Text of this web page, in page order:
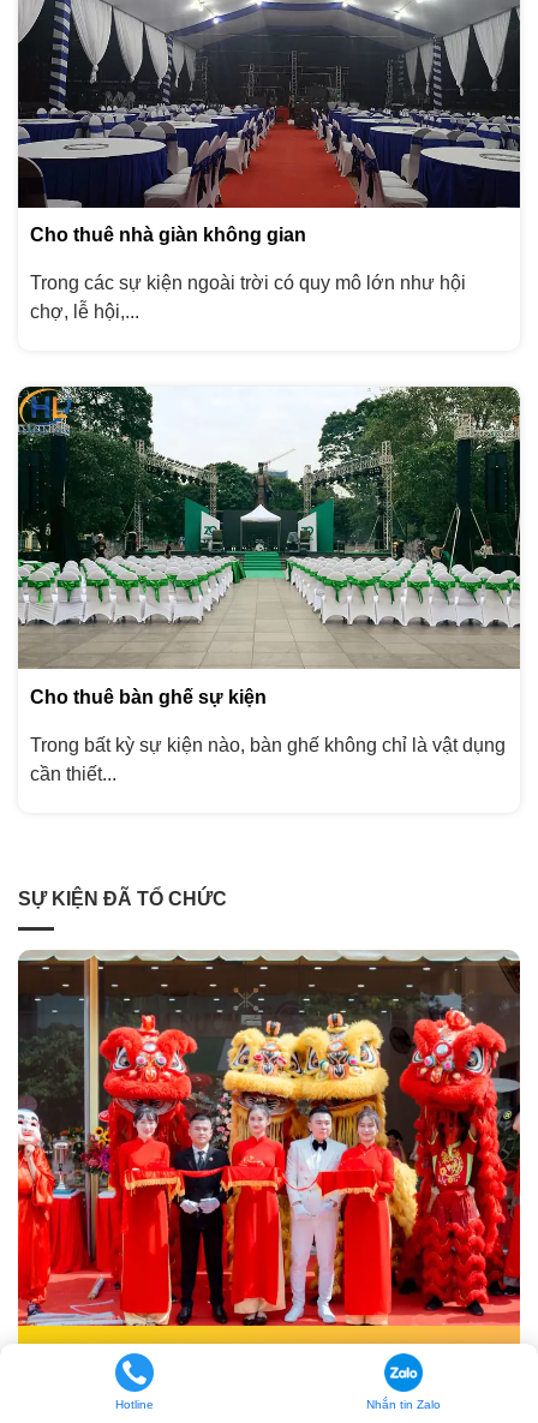
Cho thuê nhà giàn không gian
Trong các sự kiện ngoài trời có quy mô lớn như hội
chợ, lễ hội,...
Cho thuê bàn ghế sự kiện
Trong bất kỳ sự kiện nào, bàn ghế không chỉ là vật dụng
cần thiết...
SỰ KIỆN ĐÃ TỔ CHỨC
Lễ Khai Trương Showroom Honda Motor Hoàng
Hotline Nhắn tin Zalo